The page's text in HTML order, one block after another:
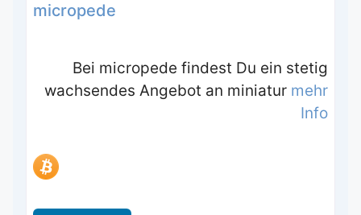
micropede
Bei micropede findest Du ein stetig
wachsendes Angebot an miniatur mehr
Info